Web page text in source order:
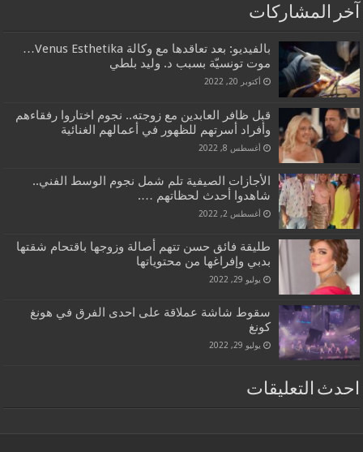
آخر المشاركات
بالفيديو: بعد تعاقدها مع وكالة Venus Esthetika…
موت تونسيّة بسبب د. وليد بلطي
أكتوبر 20, 2022
قبل ظافر العابدين مع زوجته.. نجوم اختاروا رفقاءهم
وأفراد أسرتهم للظهور في أعمالهم الغنائية
أغسطس 8, 2022
الأجازات الصيفية تلم شمل نجوم الوسط الفني..
شاهدوا أحدث لحظاتهم ….
أغسطس 2, 2022
طليقة فائق حسن تتهم أصالة وزوجها باقتحام شقتها
بدبي وإفراغها من محتوياتها
يوليو 29, 2022
سقوط شاشة عملاقة على احدى الفرق في هونغ
كونغ
يوليو 29, 2022
احدث التعليقات